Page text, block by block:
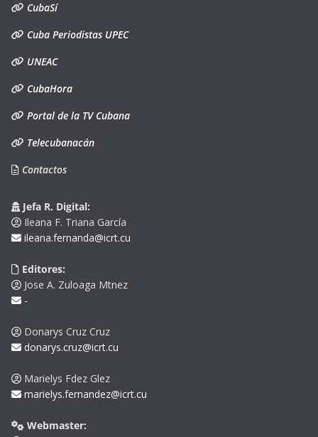
CubaSí
Cuba Periodistas UPEC
UNEAC
CubaHora
Portal de la TV Cubana
Telecubanacán
Contactos
Jefa R. Digital:
Ileana F. Triana García
ileana.fernanda@icrt.cu
Editores:
Jose A. Zuloaga Mtnez
-
Donarys Cruz Cruz
donarys.cruz@icrt.cu
Marielys Fdez Glez
marielys.fernandez@icrt.cu
Webmaster: